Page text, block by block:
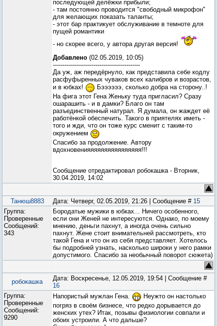
последующей делёжки прибыли;
- там постоянно проводится "свободный микрофон"
для желающих показать таланты;
- этот бар практикует обслуживание в темноте для
пущей романтики
- но скорее всего, у автора другая версия!
Добавлено (02.05.2019, 10:05)
---------------------------------------------
Да уж, аж передёрнуло, как представила себе кодлу
расфуфыренных чуваков всех калибров и возрастов,
и в юбках!
Бээээээ, сколько добра на сторону..!
На фига этот Гена Женьку туда пригласил? Сразу
ошарашить - и в дамки? Благо он там
разъединственный натурал. Я думала, он жаждет её
работёнкой обеспечить. Такого в приятелях иметь -
того и жди, что он тоже курс сменит с таким-то
окружением
Спасибо за продолжение. Автору
вдохновенияяяяяяяяяяяяяяяя!!!
Сообщение отредактировал робокашка- Вторник,
30.04.2019, 14:02
Танюш8883 Дата: Четверг, 02.05.2019, 21:26 | Сообщение # 15
Группа:
Проверенные
Сообщений:
343
Бородатые мужики в юбках... Ничего особенного,
если они Женей не интересуются. Однако, по моему
мнению, деньги пахнут, а иногда очень сильно
пахнут. Жене стоит внимательней рассмотреть, кто
такой Гена и что он из себя представляет. Хотелось
бы подробней узнать, насколько широки у него рамки
допустимого. Спасибо за необычный поворот сюжета)
робокашка
Дата: Воскресенье, 12.05.2019, 19:54 | Сообщение #
16
Группа:
Проверенные
Сообщений:
9290
Напористый мужлан Гена.
Неужто он настолько
погряз в своём бизнесе, что редко дорывается до
женских утех? Итак, позывы физиологии совпали и
обоих устроили. А что дальше?